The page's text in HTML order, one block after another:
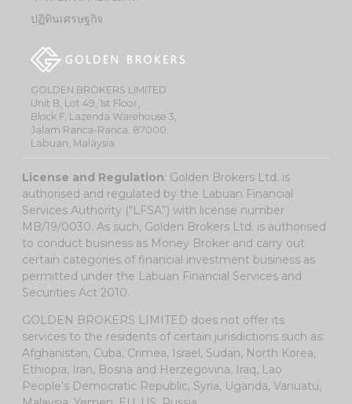
ปฏิทินเศรษฐกิจ
GOLDEN BROKERS LIMITED
Unit B, Lot 49, 1st Floor,
Block F, Lazenda Warehouse 3,
Jalam Ranca-Ranca, 87000,
Labuan, Malaysia
License and Regulation: Golden Brokers Ltd. is
authorised and regulated by the Labuan Financial
Services Authority (“LFSA”) with license number
MB/19/0030. As such, Golden Brokers Ltd. is authorised
to conduct business as Money Broker and carry out
certain categories of financial investment business as
permitted under the Labuan Financial Services and
Securities Act 2010.
GOLDEN BROKERS LIMITED does not offer its
services to the residents of certain jurisdictions such as:
Afghanistan, Cuba, Crimea, Israel, Sudan, North Korea,
Ethiopia, Iran, Bosna and Herzegovina, Iraq, Lao
People's Democratic Republic, Syria, Uganda, Vanuatu,